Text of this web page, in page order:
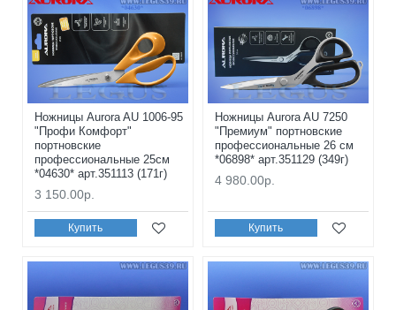
Ножницы Aurora AU 1006-95
"Профи Комфорт"
портновские
профессиональные 25см
*04630* арт.351113 (171г)
3 150.00р.
Купить
Ножницы Aurora AU 7250
"Премиум" портновские
профессиональные 26 см
*06898* арт.351129 (349г)
4 980.00р.
Купить